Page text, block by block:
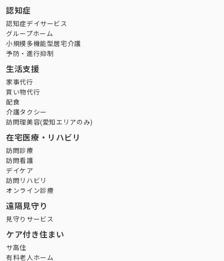
認知症
認知症デイサービス
グループホーム
小規模多機能型居宅介護
予防・進行抑制
生活支援
家事代行
買い物代行
配食
介護タクシー
訪問理美容(愛知エリアのみ)
在宅医療・リハビリ
訪問診療
訪問看護
デイケア
訪問リハビリ
オンライン診療
遠隔見守り
見守りサービス
ケア付き住まい
サ高住
有料老人ホーム